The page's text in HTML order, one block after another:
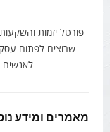
פורטל יזמות
שרוצים לפתוח
לאנשים
מאמרים ומידע